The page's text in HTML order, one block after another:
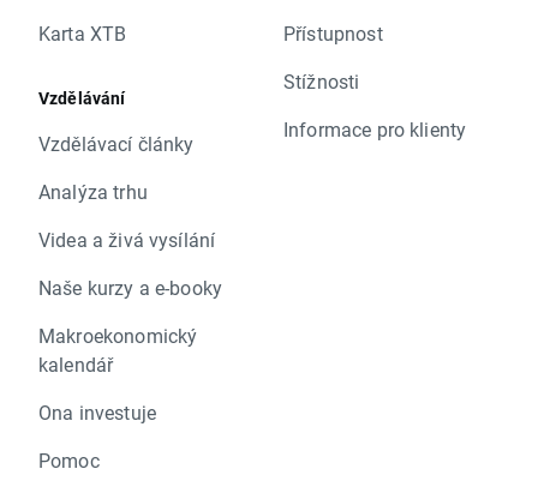
Karta XTB
Vzdělávání
Vzdělávací články
Analýza trhu
Videa a živá vysílání
Naše kurzy a e-booky
Makroekonomický
kalendář
Ona investuje
Pomoc
Přístupnost
Stížnosti
Informace pro klienty